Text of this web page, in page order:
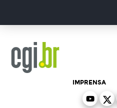
o
IMPRENSA